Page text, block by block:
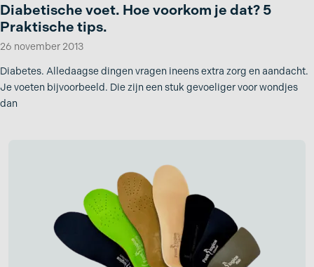
Diabetische voet. Hoe voorkom je dat? 5
Praktische tips.
26 november 2013
Diabetes. Alledaagse dingen vragen ineens extra zorg en aandacht.
Je voeten bijvoorbeeld. Die zijn een stuk gevoeliger voor wondjes
dan